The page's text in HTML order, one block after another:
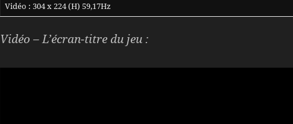
Vidéo : 304 x 224 (H) 59,17Hz
Vidéo – L’écran-titre du jeu :